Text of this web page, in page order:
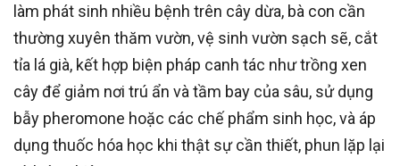
làm phát sinh nhiều bệnh trên cây dừa, bà con cần
thường xuyên thăm vườn, vệ sinh vườn sạch sẽ, cắt
tỉa lá già, kết hợp biện pháp canh tác như trồng xen
cây để giảm nơi trú ẩn và tầm bay của sâu, sử dụng
bẫy pheromone hoặc các chế phẩm sinh học, và áp
dụng thuốc hóa học khi thật sự cần thiết, phun lặp lại